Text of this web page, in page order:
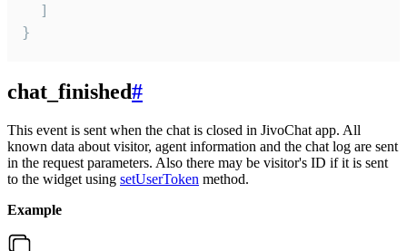
  ]
}
chat_finished#
This event is sent when the chat is closed in JivoChat app. All
known data about visitor, agent information and the chat log are sent
in the request parameters. Also there may be visitor's ID if it is sent
to the widget using setUserToken method.
Example